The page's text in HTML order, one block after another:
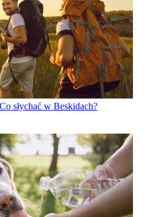
słychać w Beskidach?